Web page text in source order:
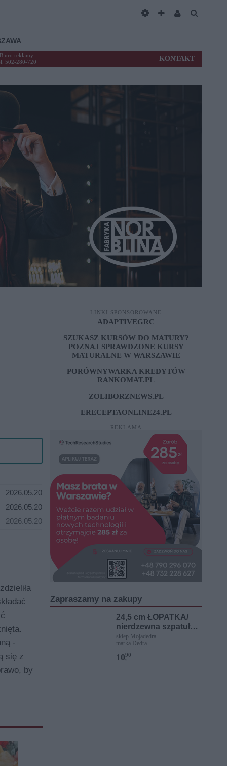
Biuro reklamy
502-280-720
KONTAKT
2026.05.20
2026.05.20
2026.05.20
-
się z
by
LINKI SPONSOROWANE
ADAPTIVEGRC
SZUKASZ KURSÓW DO MATURY?
POZNAJ SPRAWDZONE KURSY
MATURALNE W WARSZAWIE
PORÓWNYWARKA KREDYTÓW
RANKOMAT.PL
ZOLIBORZNEWS.PL
ERECEPTAONLINE24.PL
REKLAMA
Zapraszamy na zakupy
24,5 cm ŁOPATKA/
nierdzewna szpatułka
z boku z ostrymi
ząbkami
sklep Mojadedra
marka Dedra
10,
90